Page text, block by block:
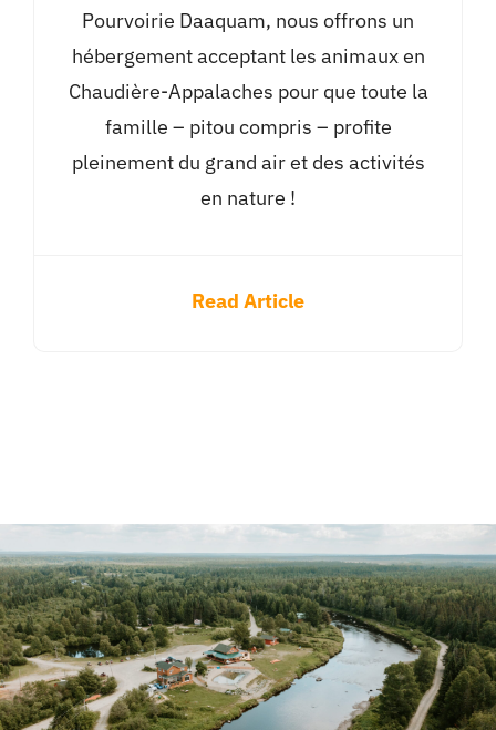
Pourvoirie Daaquam, nous offrons un
hébergement acceptant les animaux en
Chaudière-Appalaches pour que toute la
famille – pitou compris – profite
pleinement du grand air et des activités
en nature !
Read Article